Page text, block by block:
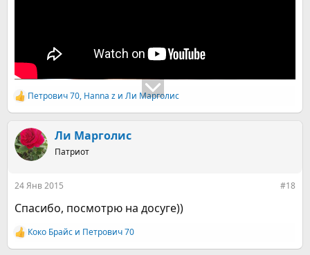
Р
е
к
ц
и
Петрович 70, Hanna z и Ли Марголис
Ли Марголис
Патриот
24 Янв 2015 #18
Спасибо, посмотрю на досуге))
Р
е
Коко Брайс и Петрович 70